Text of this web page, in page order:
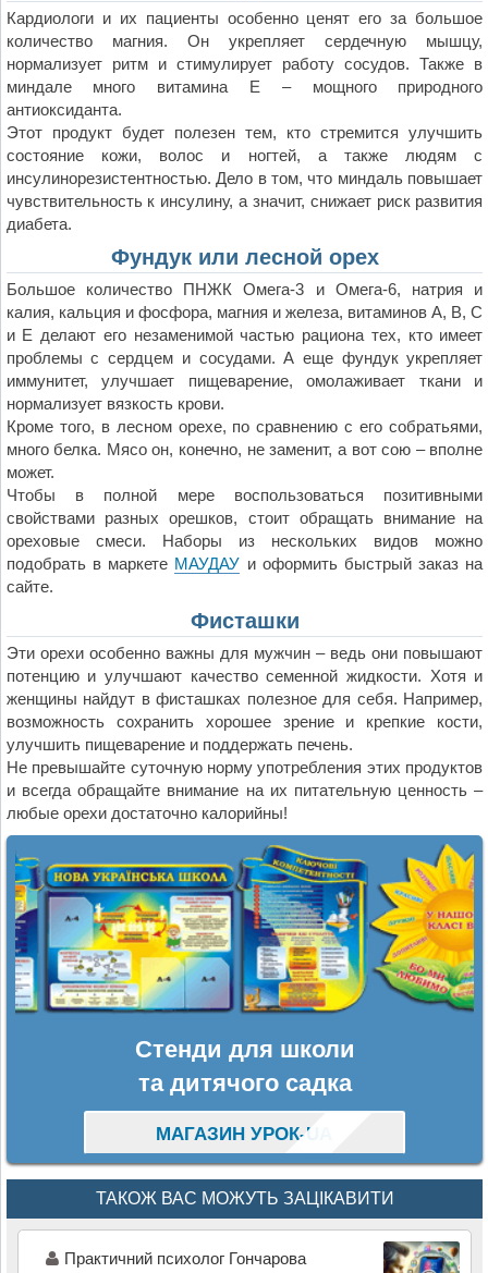
Кардиологи и их пациенты особенно ценят его за большое
количество магния. Он укрепляет сердечную мышцу,
нормализует ритм и стимулирует работу сосудов. Также в
миндале много витамина Е – мощного природного
антиоксиданта.
Этот продукт будет полезен тем, кто стремится улучшить
состояние кожи, волос и ногтей, а также людям с
инсулинорезистентностью. Дело в том, что миндаль повышает
чувствительность к инсулину, а значит, снижает риск развития
диабета.
Фундук или лесной орех
Большое количество ПНЖК Омега-3 и Омега-6, натрия и
калия, кальция и фосфора, магния и железа, витаминов А, В, С
и Е делают его незаменимой частью рациона тех, кто имеет
проблемы с сердцем и сосудами. А еще фундук укрепляет
иммунитет, улучшает пищеварение, омолаживает ткани и
нормализует вязкость крови.
Кроме того, в лесном орехе, по сравнению с его собратьями,
много белка. Мясо он, конечно, не заменит, а вот сою – вполне
может.
Чтобы в полной мере воспользоваться позитивными
свойствами разных орешков, стоит обращать внимание на
ореховые смеси. Наборы из нескольких видов можно
подобрать в маркете МАУДАУ и оформить быстрый заказ на
сайте.
Фисташки
Эти орехи особенно важны для мужчин – ведь они повышают
потенцию и улучшают качество семенной жидкости. Хотя и
женщины найдут в фисташках полезное для себя. Например,
возможность сохранить хорошее зрение и крепкие кости,
улучшить пищеварение и поддержать печень.
Не превышайте суточную норму употребления этих продуктов
и всегда обращайте внимание на их питательную ценность –
любые орехи достаточно калорийны!
Стенди для школи
та дитячого садка
МАГАЗИН УРОК-UA
ТАКОЖ ВАС МОЖУТЬ ЗАЦІКАВИТИ
Практичний психолог Гончарова